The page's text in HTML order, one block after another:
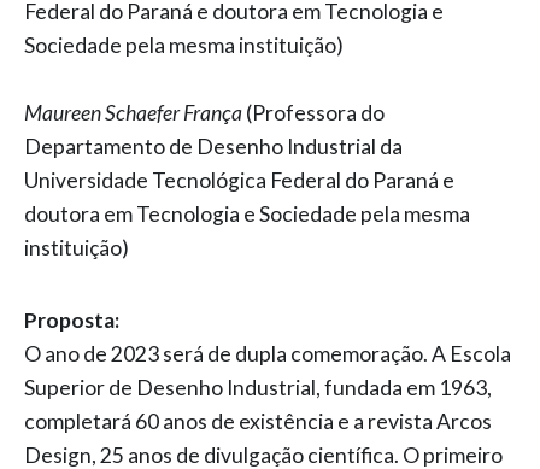
Federal do Paraná e doutora em Tecnologia e
Sociedade pela mesma instituição)
Maureen Schaefer França(Professora do
Departamento de Desenho Industrial da
Universidade Tecnológica Federal do Paraná e
doutora em Tecnologia e Sociedade pela mesma
instituição)
Proposta:
O ano de 2023 será de dupla comemoração. A Escola
Superior de Desenho Industrial, fundada em 1963,
completará 60 anos de existência e a revista Arcos
Design, 25 anos de divulgação científica. O primeiro